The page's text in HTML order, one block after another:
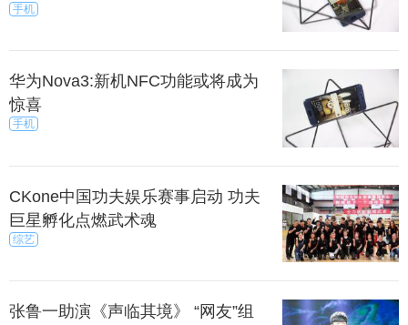
手机
华为Nova3:新机NFC功能或将成为
惊喜
手机
CKone中国功夫娱乐赛事启动 功夫
巨星孵化点燃武术魂
综艺
张鲁一助演《声临其境》 “网友”组